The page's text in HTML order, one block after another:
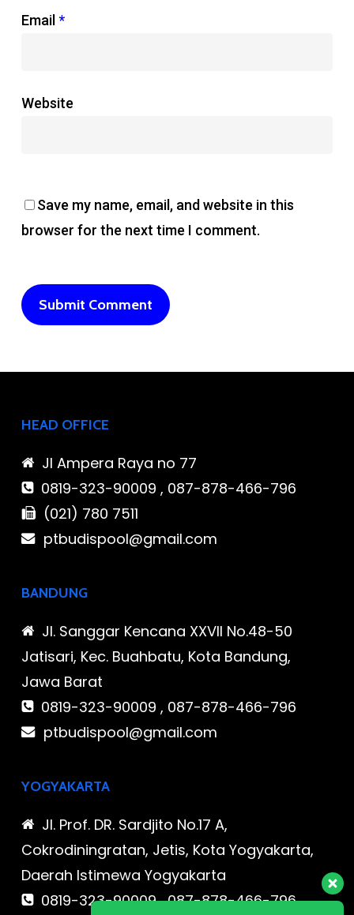
Email *
Website
Save my name, email, and website in this
browser for the next time I comment.
HEAD OFFICE
Jl Ampera Raya no 77
0819-323-90009 , 087-878-466-796
(021) 780 7511
ptbudispool@gmail.com
BANDUNG
Jl. Sanggar Kencana XXVII No.48-50
Jatisari, Kec. Buahbatu, Kota Bandung,
Jawa Barat
0819-323-90009 , 087-878-466-796
ptbudispool@gmail.com
YOGYAKARTA
Jl. Prof. DR. Sardjito No.17 A,
Cokrodiningratan, Jetis, Kota Yogyakarta,
Daerah Istimewa Yogyakarta
0819-323-90009 , 087-878-466-796